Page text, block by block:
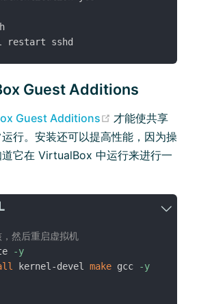
Guest Additions
Guest Additions (opens new
才能使共享
行。安装还可以提高性能，因为操
它在 VirtualBox 中运行来进行一
然后重启虚拟机
-y
kernel-devel make gcc
-y